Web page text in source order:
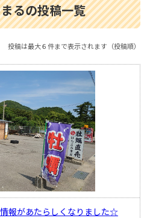
るの投稿一覧
投稿は最大６件まで表示されます（投稿順）
報があたらしくなりました☆